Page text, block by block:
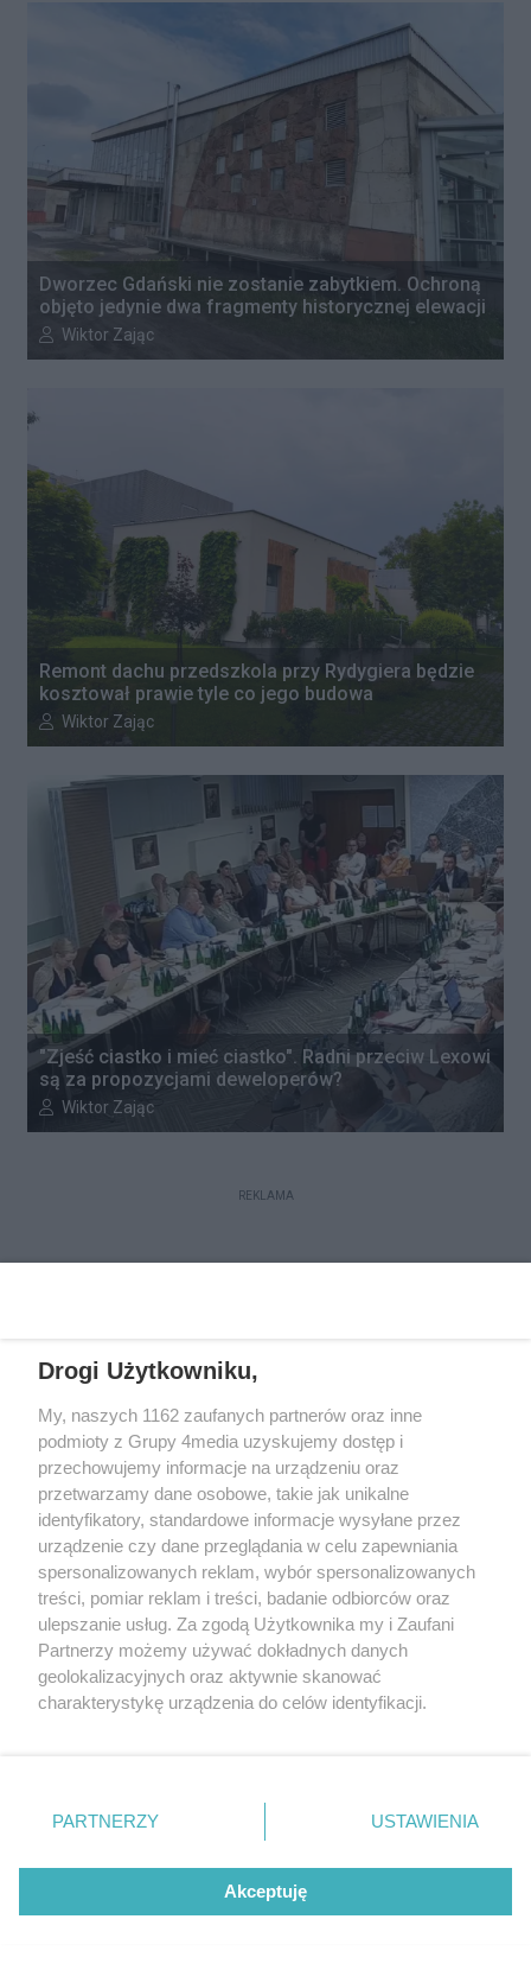
Dworzec Gdański nie zostanie zabytkiem. Ochroną
objęto jedynie dwa fragmenty historycznej elewacji
Autor artykułu:
Wiktor Zając
Remont dachu przedszkola przy Rydygiera będzie
kosztował prawie tyle co jego budowa
Autor artykułu:
Wiktor Zając
"Zjeść ciastko i mieć ciastko". Radni przeciw Lexowi
są za propozycjami deweloperów?
Autor artykułu:
Wiktor Zając
REKLAMA
Reklama Kontakt Regulamin
Dystrybucja
Regulamin prenumeraty
Polityka Prywatności
Szukaj
Drogi Użytkowniku,
My, naszych 1162 zaufanych partnerów oraz inne
podmioty z Grupy 4media uzyskujemy dostęp i
przechowujemy informacje na urządzeniu oraz
przetwarzamy dane osobowe, takie jak unikalne
identyfikatory, standardowe informacje wysyłane przez
urządzenie czy dane przeglądania w celu zapewniania
spersonalizowanych reklam, wybór spersonalizowanych
treści, pomiar reklam i treści, badanie odbiorców oraz
ulepszanie usług. Za zgodą Użytkownika my i Zaufani
Partnerzy możemy używać dokładnych danych
geolokalizacyjnych oraz aktywnie skanować
charakterystykę urządzenia do celów identyfikacji.
zmienić/wycofać klikając przycisk ustawień prywatności
znajdujący się w lewym dolnym rogu strony
. Niektóre
użytkownika, ale masz prawo sprzeciwić się takiemu
przetwarzaniu. Preferencje będą miały zastosowania tylko
PARTNERZY USTAWIENIA
Akceptuję